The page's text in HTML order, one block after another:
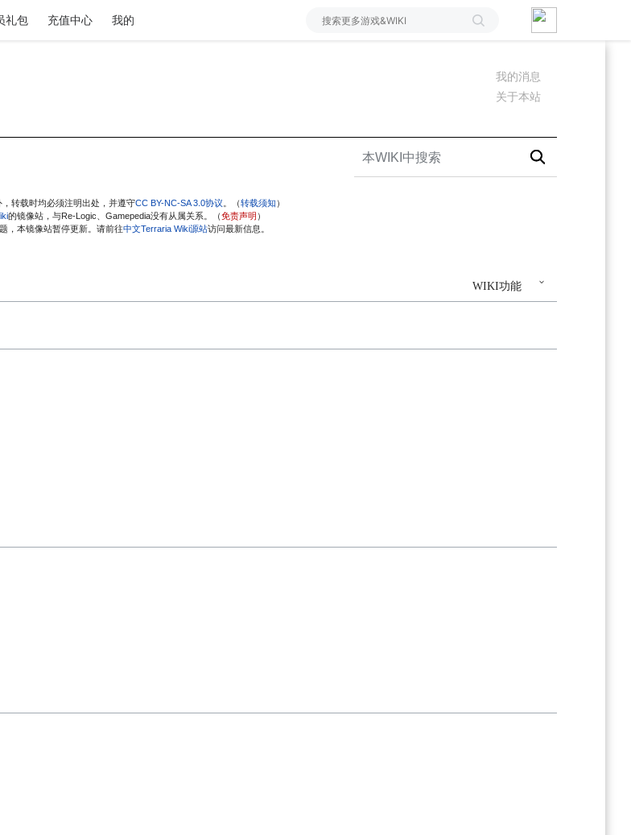
礼包 充值中心 我的
我的消息
关于本站
转载时均必须注明出处，并遵守CC BY-NC-SA 3.0协议 。（转载须知 ）
的镜像站，与Re-Logic、Gamepedia没有从属关系。（免责声明 ）
，本镜像站暂停更新。请前往中文Terraria Wiki源站访问最新信息。
WIKI功能